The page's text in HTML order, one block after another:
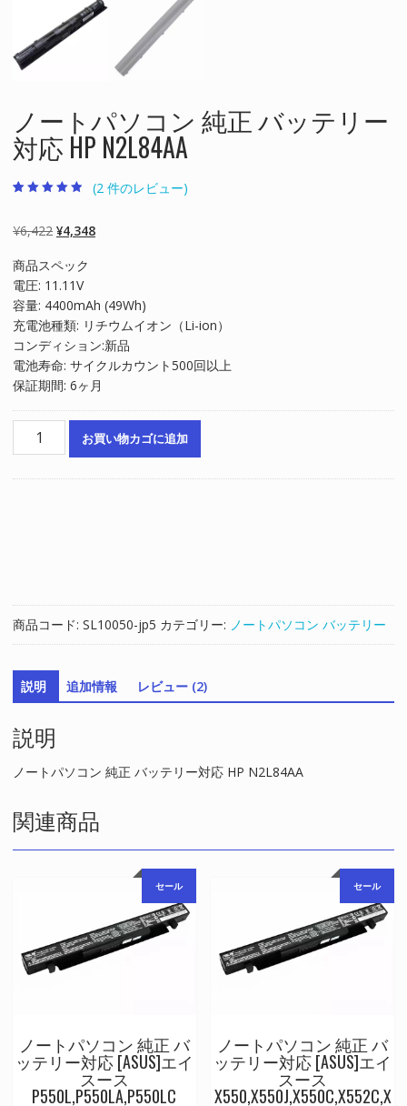
ノートパソコン 純正 バッテリー
対応 HP N2L84AA
段階評価のう
ち、4.50 点
(2 件のレビュー)
¥6,422 元
価
格
は
¥6,422
で
し
た。
¥4,348現
格
は
¥4,348
で
す。
商品スペック
電圧: 11.11V
容量: 4400mAh (49Wh)
充電池種類: リチウムイオン（Li-ion）
コンディション:新品
電池寿命: サイクルカウント500回以上
保証期間: 6ヶ月
バ
ッ
テ
リ
ー
応
HP
N2L84AA
お買い物カゴに追加
商品コード: SL10050-jp5 カテゴリー: ノートパソコン バッテリー
説明 追加情報 レビュー (2)
説明
ノートパソコン 純正 バッテリー対応 HP N2L84AA
関連商品
セール
ノートパソコン 純正 バ
ッテリー対応 [ASUS]エイ
スース
P550L,P550LA,P550LC
セール
ノートパソコン 純正 バ
ッテリー対応 [ASUS]エイ
スース
X550,X550J,X550C,X552C,X